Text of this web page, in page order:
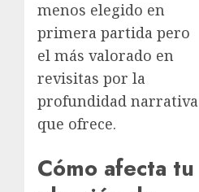
menos elegido en
primera partida pero
el más valorado en
revisitas por la
profundidad narrativa
que ofrece.
Cómo afecta tu